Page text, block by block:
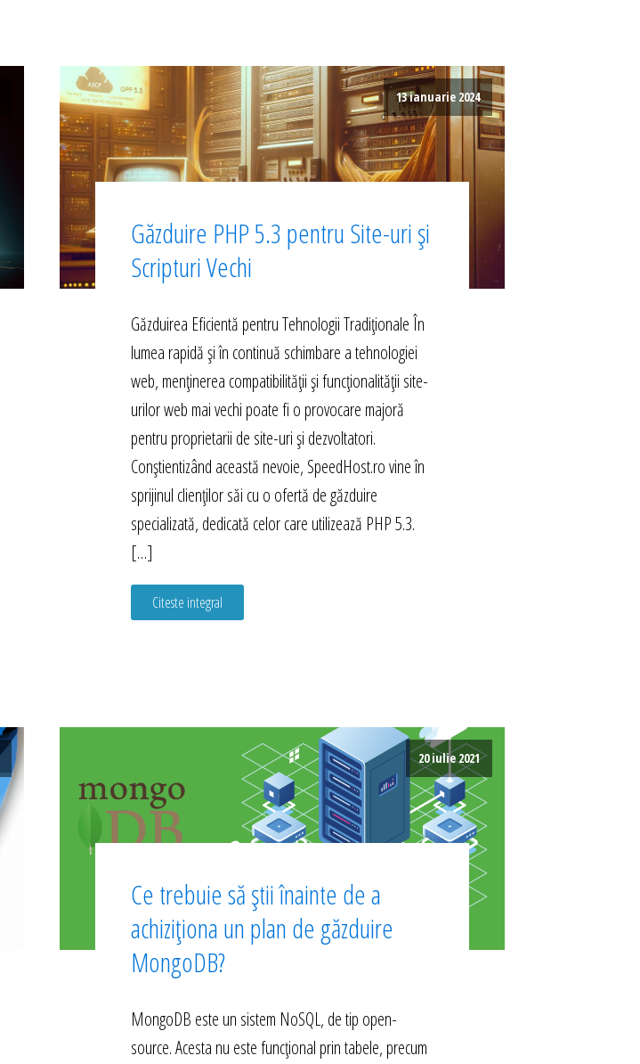
13 ianuarie 2024
Găzduire PHP 5.3 pentru Site-uri și
Scripturi Vechi
Găzduirea Eficientă pentru Tehnologii Tradiționale În
lumea rapidă și în continuă schimbare a tehnologiei
web, menținerea compatibilității și funcționalității site-
urilor web mai vechi poate fi o provocare majoră
pentru proprietarii de site-uri și dezvoltatori.
Conștientizând această nevoie, SpeedHost.ro vine în
sprijinul clienților săi cu o ofertă de găzduire
specializată, dedicată celor care utilizează PHP 5.3.
[…]
Citeste integral
20 iulie 2021
Ce trebuie să știi înainte de a
achiziționa un plan de găzduire
MongoDB?
MongoDB este un sistem NoSQL, de tip open-
source. Acesta nu este funcțional prin tabele, precum